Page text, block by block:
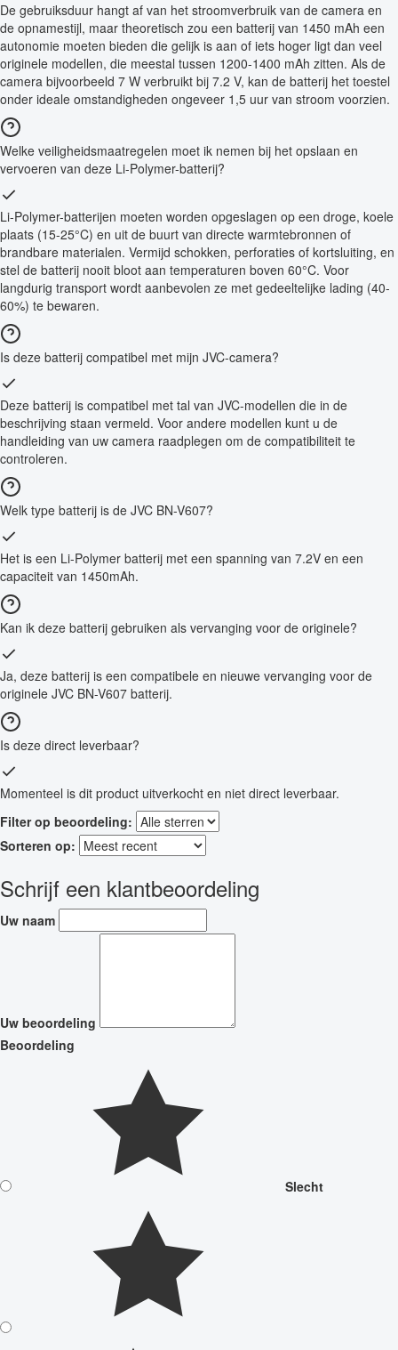
De gebruiksduur hangt af van het stroomverbruik van de camera en
de opnamestijl, maar theoretisch zou een batterij van 1450 mAh een
autonomie moeten bieden die gelijk is aan of iets hoger ligt dan veel
originele modellen, die meestal tussen 1200-1400 mAh zitten. Als de
camera bijvoorbeeld 7 W verbruikt bij 7.2 V, kan de batterij het toestel
onder ideale omstandigheden ongeveer 1,5 uur van stroom voorzien.
Welke veiligheidsmaatregelen moet ik nemen bij het opslaan en
vervoeren van deze Li-Polymer-batterij?
Li-Polymer-batterijen moeten worden opgeslagen op een droge, koele
plaats (15-25°C) en uit de buurt van directe warmtebronnen of
brandbare materialen. Vermijd schokken, perforaties of kortsluiting, en
stel de batterij nooit bloot aan temperaturen boven 60°C. Voor
langdurig transport wordt aanbevolen ze met gedeeltelijke lading (40-
60%) te bewaren.
Is deze batterij compatibel met mijn JVC-camera?
Deze batterij is compatibel met tal van JVC-modellen die in de
beschrijving staan vermeld. Voor andere modellen kunt u de
handleiding van uw camera raadplegen om de compatibiliteit te
controleren.
Welk type batterij is de JVC BN-V607?
Het is een Li-Polymer batterij met een spanning van 7.2V en een
capaciteit van 1450mAh.
Kan ik deze batterij gebruiken als vervanging voor de originele?
Ja, deze batterij is een compatibele en nieuwe vervanging voor de
originele JVC BN-V607 batterij.
Is deze direct leverbaar?
Momenteel is dit product uitverkocht en niet direct leverbaar.
Filter op beoordeling:
Sorteren op:
Schrijf een klantbeoordeling
Uw naam
Uw beoordeling
Beoordeling
Slecht